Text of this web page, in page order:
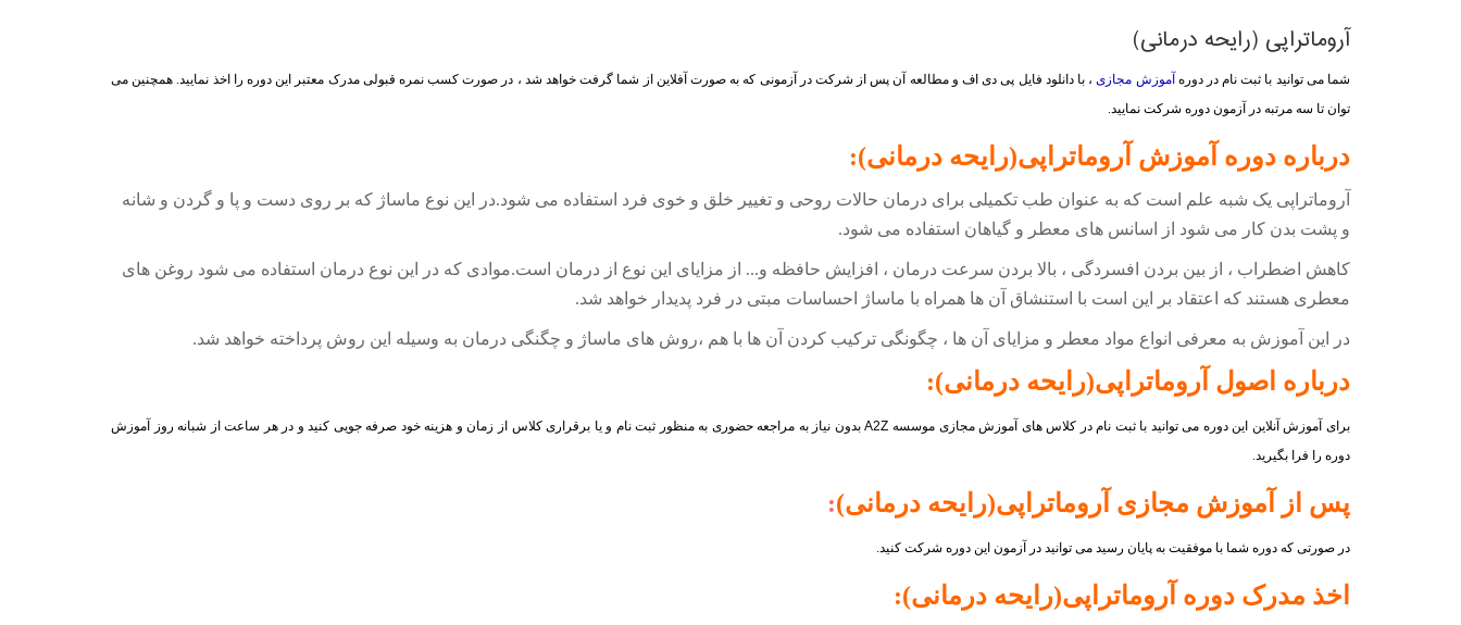
آروماتراپی (رایحه درمانی)
شما می توانید با ثبت نام در دوره آموزش مجازی، با دانلود فایل پی دی اف و مطالعه آن پس از شرکت در آزمونی که به صورت آفلاین از شما گرفت خواهد شد ، در صورت کسب نمره قبولی مدرک معتبر این دوره را اخذ نمایید. همچنین می
توان تا سه مرتبه در آزمون دوره شرکت نمایید.
درباره دوره آموزش آروماتراپی(رایحه درمانی):
آروماتراپی یک شبه علم است که به عنوان طب تکمیلی برای درمان حالات روحی و تغییر خلق و خوی فرد استفاده می شود.در این نوع ماساژ که بر روی دست و پا و گردن و شانه
و پشت بدن کار می شود از اسانس های معطر و گیاهان استفاده می شود.
کاهش اضطراب ، از بین بردن افسردگی ، بالا بردن سرعت درمان ، افزایش حافظه و... از مزایای این نوع از درمان است.موادی که در این نوع درمان استفاده می شود روغن های
معطری هستند که اعتقاد بر این است با استنشاق آن ها همراه با ماساژ احساسات مبتی در فرد پدیدار خواهد شد.
در این آموزش به معرفی انواع مواد معطر و مزایای آن ها ، چگونگی ترکیب کردن آن ها با هم ،روش های ماساژ و چگنگی درمان به وسیله این روش پرداخته خواهد شد.
درباره اصول آروماتراپی(رایحه درمانی):
برای آموزش آنلاین این دوره می توانید با ثبت نام در کلاس های آموزش مجازی موسسه A2Zبدون نیاز به مراجعه حضوری به منظور ثبت نام و یا برقراری کلاس از زمان و هزینه خود صرفه جویی کنید و در هر ساعت از شبانه روز آموزش
دوره را فرا بگیرید.
پس از آموزش مجازی آروماتراپی(رایحه درمانی):
در صورتی که دوره شما با موفقیت به پایان رسید می توانید در آزمون این دوره شرکت کنید.
اخذ مدرک دوره آروماتراپی(رایحه درمانی):